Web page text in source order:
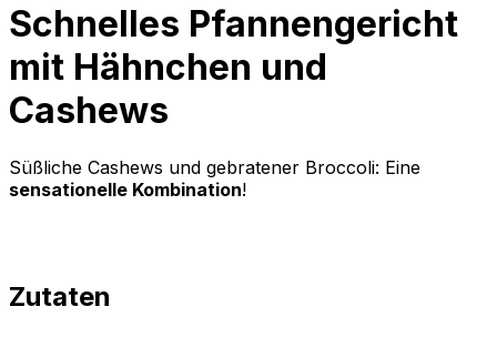
Schnelles Pfannengericht
mit Hähnchen und
Cashews
Süßliche Cashews und gebratener Broccoli: Eine
sensationelle Kombination!
Zutaten